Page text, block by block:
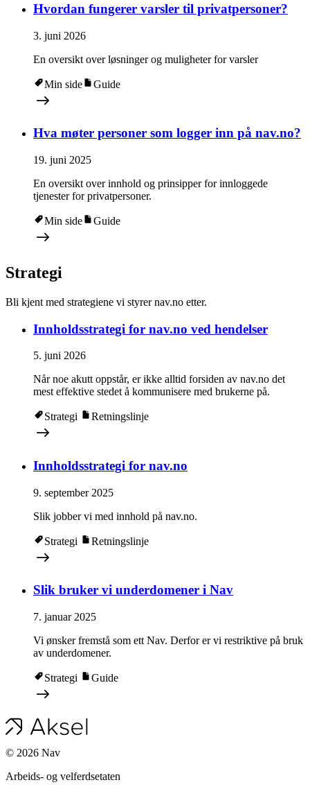
Hvordan fungerer varsler til privatpersoner?
3. juni 2026
En oversikt over løsninger og muligheter for varsler
Min side Guide
Hva møter personer som logger inn på nav.no?
19. juni 2025
En oversikt over innhold og prinsipper for innloggede
tjenester for privatpersoner.
Min side Guide
Strategi
Bli kjent med strategiene vi styrer nav.no etter.
Innholdsstrategi for nav.no ved hendelser
5. juni 2026
Når noe akutt oppstår, er ikke alltid forsiden av nav.no det
mest effektive stedet å kommunisere med brukerne på.
Strategi Retningslinje
Innholdsstrategi for nav.no
9. september 2025
Slik jobber vi med innhold på nav.no.
Strategi Retningslinje
Slik bruker vi underdomener i Nav
7. januar 2025
Vi ønsker fremstå som ett Nav. Derfor er vi restriktive på bruk
av underdomener.
Strategi Guide
© 2026 Nav
Arbeids- og velferdsetaten